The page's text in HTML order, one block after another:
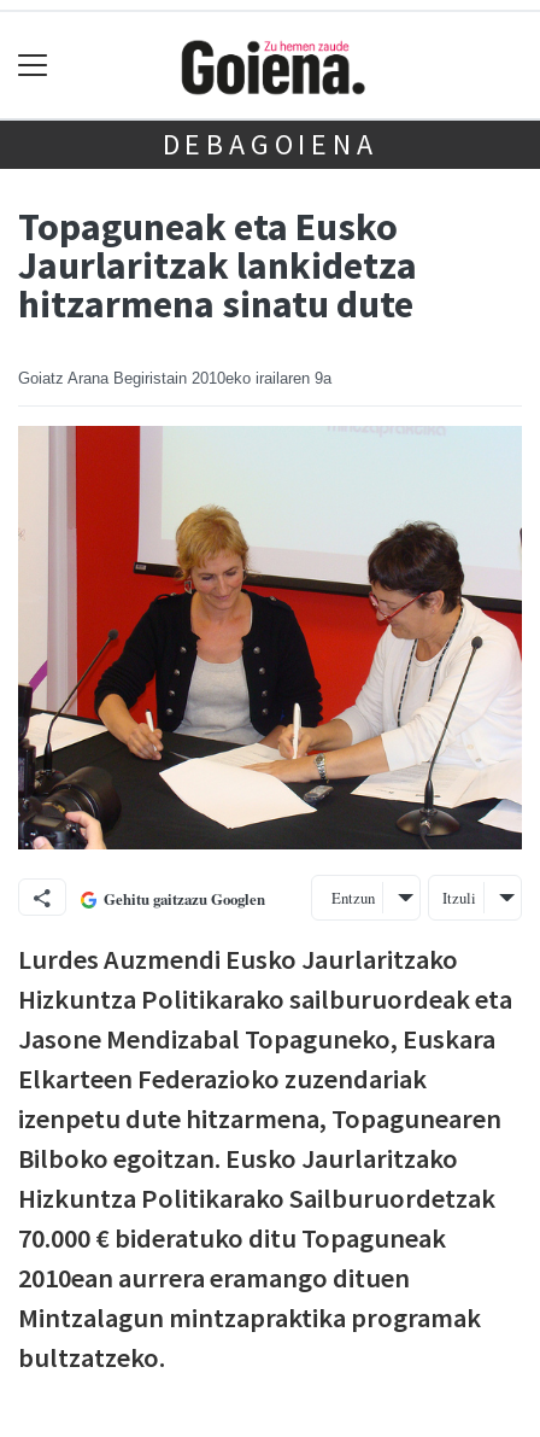
DEBAGOIENA
Topaguneak eta Eusko
Jaurlaritzak lankidetza
hitzarmena sinatu dute
Goiatz Arana Begiristain 2010eko irailaren 9a
Gehitu gaitzazu Googlen Entzun Itzuli
Lurdes Auzmendi Eusko Jaurlaritzako
Hizkuntza Politikarako sailburuordeak eta
Jasone Mendizabal Topaguneko, Euskara
Elkarteen Federazioko zuzendariak
izenpetu dute hitzarmena, Topagunearen
Bilboko egoitzan. Eusko Jaurlaritzako
Hizkuntza Politikarako Sailburuordetzak
70.000 € bideratuko ditu Topaguneak
2010ean aurrera eramango dituen
Mintzalagun mintzapraktika programak
bultzatzeko.